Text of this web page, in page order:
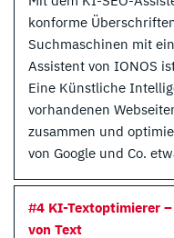
konforme
Suchmaschinen mit
Assistent von IONOS
Eine Künstliche
vorhandenen
zusammen und
von Google und Co.
#4 KI-Textoptimierer
von Text